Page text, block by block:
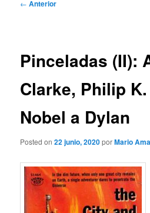
← Anterior
Pinceladas (II):
Clarke, Philip
Nobel a Dylan
Posted on22 junio, 2020porMario